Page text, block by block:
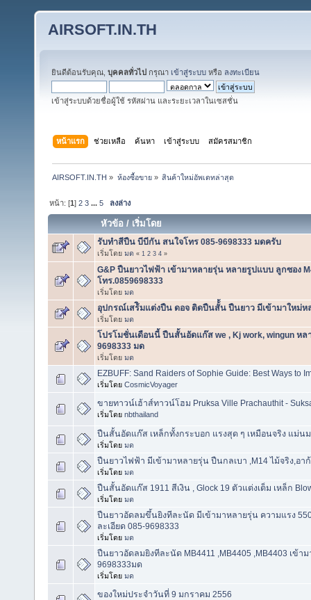
AIRSOFT.IN.TH
ยินดีต้อนรับคุณ, บุคคลทั่วไป กรุณา เข้าสู่ระบบ หรือ ลงทะเบียน
เข้าสู่ระบบด้วยชื่อผู้ใช้ รหัสผ่าน และระยะเวลาในเซสชั่น
หน้าแรก ช่วยเหลือ ค้นหา เข้าสู่ระบบ สมัครสมาชิก
AIRSOFT.IN.TH » ห้องซื้อขาย» สินค้าใหม่อัพเดทล่าสุด
หน้า: [1]2 3 ...5 ลงล่าง
หัวข้อ / เริ่มโดย
รับทำสีปืน บีบีกัน สนใจโทร 085-9698333 มดครับ
เริ่มโดย มด « 1 2 3 4 »
G&P ปืนยาวไฟฟ้า เข้ามาหลายรุ่น หลายรูปแบบ ลูกซอง
โทร.0859698333
เริ่มโดย มด
อุปกรณ์เสร้ิมแต่งปืน ดอจ ติดปืนสั้้น ปืนยาว มีเข้ามาใหม่ห
เริ่มโดย มด
โปรโมชั่นเดือนนี้ ปืนสั้นอัดแก๊ส we , Kj work, wingun หล
9698333 มด
เริ่มโดย มด
EZBUFF: Sand Raiders of Sophie Guide: Best Ways to
เริ่มโดย CosmicVoyager
ขายทาวน์เฮ้าส์ทาวน์โฮม Pruksa Ville Prachauthit -
เริ่มโดย nbthailand
ปืนสั้นอัดแก๊ส เหล็กทั้งกระบอก แรงสุด ๆ เหมือนจริง แม่น
เริ่มโดย มด
ปืนยาวไฟฟ้า มีเข้ามาหลายรุ่น ปืนกลเบา ,M14 ไม้จริง,อา
เริ่มโดย มด
ปืนสั้นอัดแก๊ส 1911 สีเงิน , Glock 19 ตัวแต่งเต็ม เหล็ก
เริ่มโดย มด
ปืนยาวอัดลมขึ้นยิงทีละนัด มีเข้ามาหลายรุ่น ความแรง
ละเอียด 085-9698333
เริ่มโดย มด
ปืนยาวอัดลมยิงทีละนัด MB4411 ,MB4405 ,MB4403 เข้า
9698333มด
เริ่มโดย มด
ของใหม่ประจำวันที่ 9 มกราคม 2556